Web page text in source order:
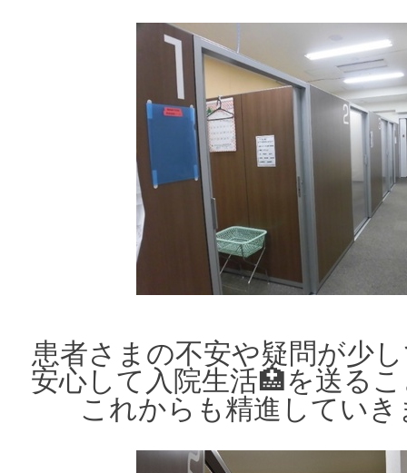
患者さまの不安や疑問が少
安心して入院生活🏥を送る
これからも精進してい